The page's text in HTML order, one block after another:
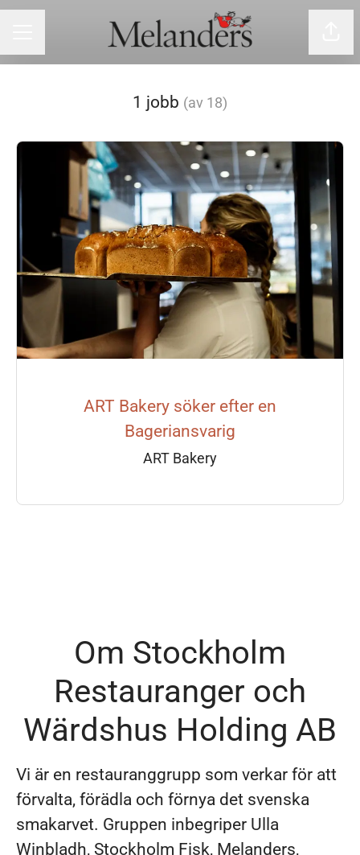
1 jobb (av 18)
ART Bakery söker efter en
Bageriansvarig
ART Bakery
Om Stockholm
Restauranger och
Wärdshus Holding AB
Vi är en restauranggrupp som verkar för att
förvalta, förädla och förnya det svenska
smakarvet. Gruppen inbegriper Ulla
Winbladh, Stockholm Fisk, Melanders,